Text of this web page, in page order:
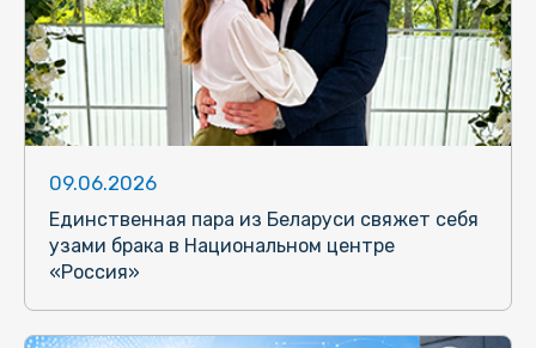
09.06.2026
Единственная пара из Беларуси свяжет себя
узами брака в Национальном центре
«Россия»